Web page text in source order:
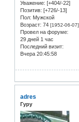
Уважение: [+404/-22]
Позитив: [+726/-13]
Пол: Мужской
Возраст: 74 [1952-06-07]
Провел на форуме:
29 дней 1 час
Последний визит:
Вчера 20:45:58
adres
Гуру